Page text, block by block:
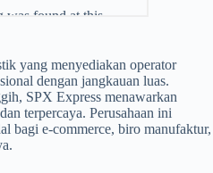
yang menyediakan operator
dengan jangkauan luas.
SPX Express menawarkan
terpercaya. Perusahaan ini
bagi e-commerce, biro manufaktur,